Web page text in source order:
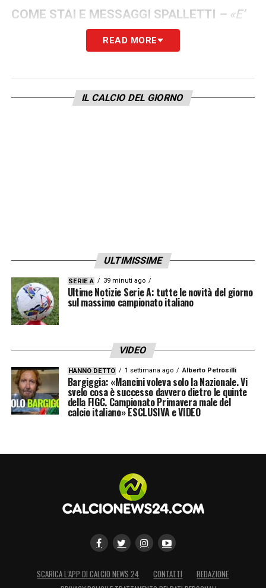
COME STAI E MESSAGGI SPALLETTI – «E’
stata una stagione molto lunga e dura. Non è
ancora finita per questo andiamo duro e
andare al 100% e fare il massimo»
LEGGI LE PAROLE INTEGRALI DI YILDIZ SU
JUVENTUSNEWS24
LA PLAYLIST DELLE NOSTRE TOP NEWS
READ MORE
IL CALCIO DEL GIORNO
ULTIMISSIME
SERIE A 39 minuti ago
Ultime Notizie Serie A: tutte le novità del giorno
sul massimo campionato italiano
VIDEO
HANNO DETTO 1 settimana ago Alberto Petrosilli
Bargiggia: «Mancini voleva solo la Nazionale. Vi
svelo cosa è successo davvero dietro le quinte
della FIGC. Campionato Primavera male del
calcio italiano» ESCLUSIVA e VIDEO
SCARICA L’APP DI CALCIO NEWS 24 CONTATTI
REDAZIONE